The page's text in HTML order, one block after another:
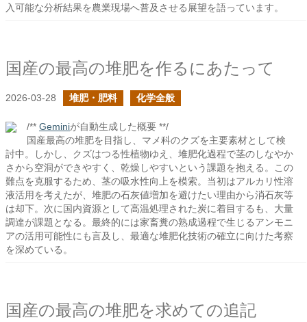
入可能な分析結果を農業現場へ普及させる展望を語っています。
国産の最高の堆肥を作るにあたって
2026-03-28 堆肥・肥料 化学全般
/** Geminiが自動生成した概要 **/
国産最高の堆肥を目指し、マメ科のクズを主要素材として検
討中。しかし、クズはつる性植物ゆえ、堆肥化過程で茎のしなやか
さから空洞ができやすく、乾燥しやすいという課題を抱える。この
難点を克服するため、茎の吸水性向上を模索。当初はアルカリ性溶
液活用を考えたが、堆肥の石灰値増加を避けたい理由から消石灰等
は却下。次に国内資源として高温処理された炭に着目するも、大量
調達が課題となる。最終的には家畜糞の熟成過程で生じるアンモニ
アの活用可能性にも言及し、最適な堆肥化技術の確立に向けた考察
を深めている。
国産の最高の堆肥を求めての追記